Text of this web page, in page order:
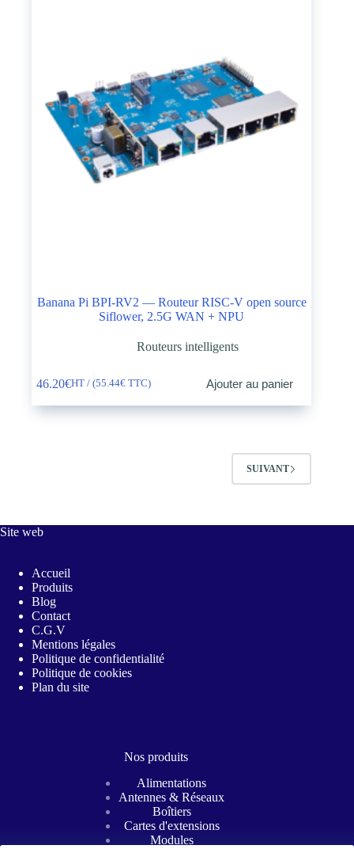
Banana Pi BPI-RV2 — Routeur RISC-V open source
Siflower, 2.5G WAN + NPU
Routeurs intelligents
46.20€HT / (55.44€ TTC) Ajouter au panier
SUIVANT
Site web
Accueil
Produits
Blog
Contact
C.G.V
Mentions légales
Politique de confidentialité
Politique de cookies
Plan du site
Nos produits
Alimentations
Antennes & Réseaux
Boîtiers
Cartes d'extensions
Modules